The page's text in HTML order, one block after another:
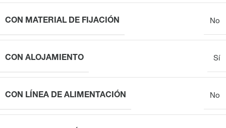
CON MATERIAL DE FIJACIÓN No
CON ALOJAMIENTO Sí
CON LÍNEA DE ALIMENTACIÓN No